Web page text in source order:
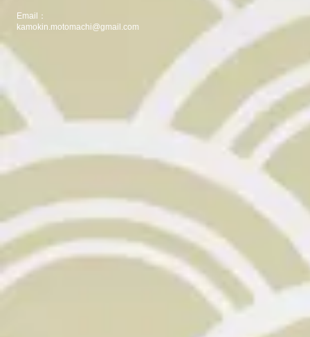
Email：
kamokin.motomachi@gmail.com